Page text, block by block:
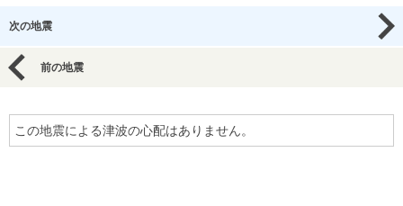
次の地震
前の地震
この地震による津波の心配はありません。